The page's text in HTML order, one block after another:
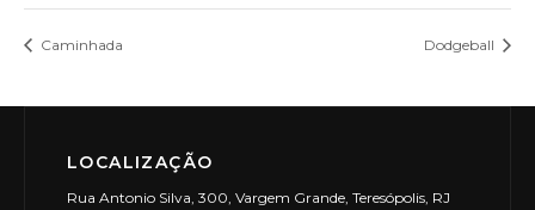
Caminhada Dodgeball
LOCALIZAÇÃO
Rua Antonio Silva, 300, Vargem Grande, Teresópolis, RJ